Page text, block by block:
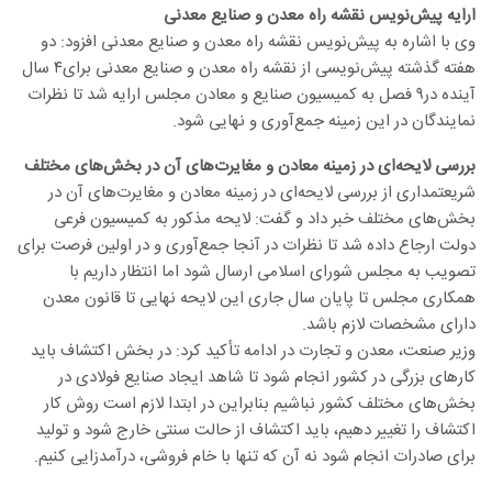
ارایه پیش‌نویس نقشه راه معدن و صنایع معدنی
وی با اشاره به پیش‌نویس نقشه راه معدن و صنایع معدنی افزود: دو
هفته گذشته پیش‌نویسی از نقشه راه معدن و صنایع معدنی برای۴ سال
آینده در۹ فصل به کمیسیون صنایع و معادن مجلس ارایه شد تا نظرات
نمایندگان در این زمینه جمع‌آوری و نهایی شود.
بررسی لایحه‌ای در زمینه معادن و مغایرت‌های آن در بخش‌های مختلف
شریعتمداری از بررسی لایحه‌ای در زمینه معادن و مغایرت‌های آن در
بخش‌های مختلف خبر داد و گفت: لایحه مذکور به کمیسیون فرعی
دولت ارجاع داده شد تا نظرات در آنجا جمع‌آوری و در اولین فرصت برای
تصویب به مجلس شورای اسلامی ارسال شود اما انتظار داریم با
همکاری مجلس تا پایان سال جاری این لایحه نهایی تا قانون معدن
دارای مشخصات لازم باشد.
وزیر صنعت، معدن و تجارت در ادامه تأکید کرد: در بخش اکتشاف باید
کارهای بزرگی در کشور انجام شود تا شاهد ایجاد صنایع فولادی در
بخش‌های مختلف کشور نباشیم بنابراین در ابتدا لازم است روش کار
اکتشاف را تغییر دهیم، باید اکتشاف از حالت سنتی خارج شود و تولید
برای صادرات انجام شود نه آن که تنها با خام فروشی، درآمدزایی کنیم.